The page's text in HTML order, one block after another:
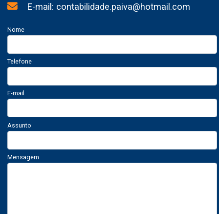
E-mail: contabilidade.paiva@hotmail.com
Nome
Telefone
E-mail
Assunto
Mensagem